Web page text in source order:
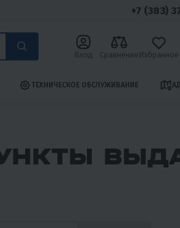
+7 (383)
Вход Сравнение Избранное
ТЕХНИЧЕСКОЕ ОБСЛУЖИВАНИЕ